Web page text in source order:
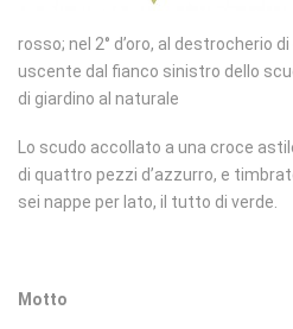
rosso; nel 2° d’oro, al destrocherio
uscente dal fianco sinistro dello
di giardino al naturale
Lo scudo accollato a una croce
di quattro pezzi d’azzurro, e
sei nappe per lato, il tutto di verde.
Motto